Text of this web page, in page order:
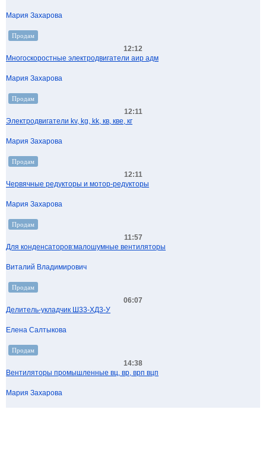
Мария Захарова
Продам
12:12
Многоскоростные электродвигатели аир адм
Мария Захарова
Продам
12:11
Электродвигатели kv, kg, kk, кв, кве, кг
Мария Захарова
Продам
12:11
Червячные редукторы и мотор-редукторы
Мария Захарова
Продам
11:57
Для конденсаторов:малошумные вентиляторы
Виталий Владимирович
Продам
06:07
Делитель-укладчик Ш33-ХД3-У
Елена Салтыкова
Продам
14:38
Вентиляторы промышленные вц, вр, врп вцп
Мария Захарова